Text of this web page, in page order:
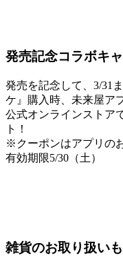
発売記念コラボキ
発売を記念して、3/31
ケ』購入時、未来屋ア
公式オンラインストア
ト！
※クーポンはアプリの
有効期限5/30（土）
雑貨のお取り扱いも